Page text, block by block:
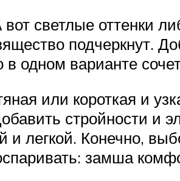
светлые оттенки
подчеркнут.
одном варианте
или короткая и
стройности и
и легкой. Конечно,
замша